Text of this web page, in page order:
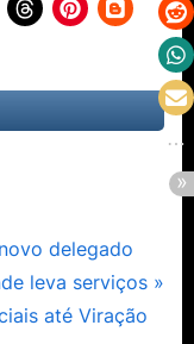
delegado
leva serviços
até Viração